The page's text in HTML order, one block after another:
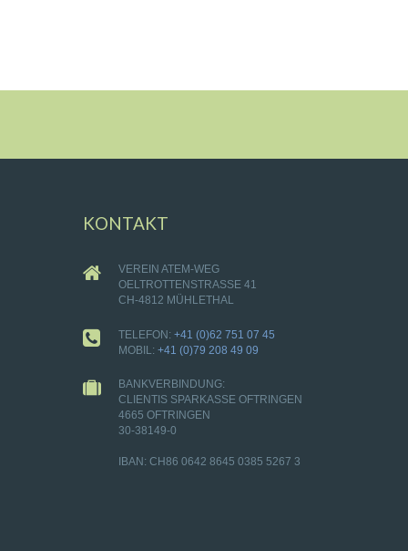
KONTAKT
VEREIN ATEM-WEG
OELTROTTENSTRASSE 41
CH-4812 MÜHLETHAL
TELEFON: +41 (0)62 751 07 45
MOBIL: +41 (0)79 208 49 09
BANKVERBINDUNG:
CLIENTIS SPARKASSE OFTRINGEN
4665 OFTRINGEN
30-38149-0
IBAN: CH86 0642 8645 0385 5267 3